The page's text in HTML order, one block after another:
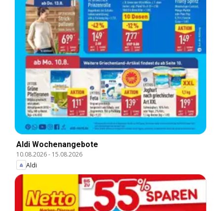
Aldi Wochenangebote
10.08.2026- 15.08.2026
Aldi